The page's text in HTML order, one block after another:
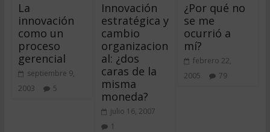
La
innovación
como un
proceso
gerencial
septiembre 9,
2003
5
Innovación
estratégica y
cambio
organizacion
al: ¿dos
caras de la
misma
moneda?
julio 16, 2007
1
¿Por qué no
se me
ocurrió a
mí?
febrero 22,
2005
79